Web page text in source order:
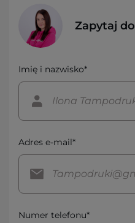
Zapytaj
Imię i nazwisko*
Adres e-mail*
Numer telefonu*